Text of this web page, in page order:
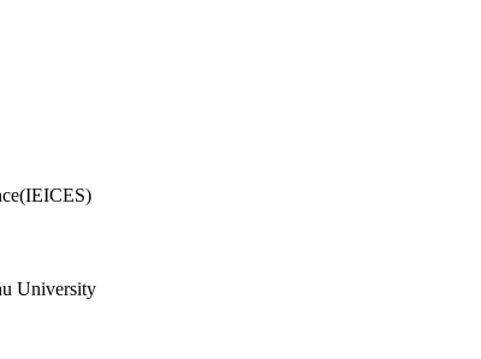
University